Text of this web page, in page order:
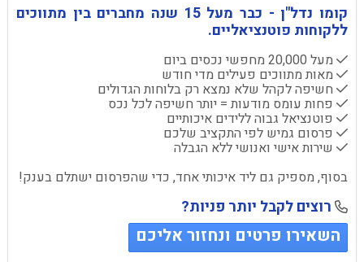
קומו נדל"ן - כבר מעל 15 שנה מחברים בין מתווכים
ללקוחות פוטנציאליים.
✔ מעל 20,000 מחפשי נכסים ביום
✔ מאות מתווכים פעילים מדי חודש
✔ חשיפה לקהל שלא נמצא רק בלוחות הגדולים
✔ פחות עומס מודעות = יותר חשיפה לכל נכס
✔ פוטנציאל גבוה ללידים איכותיים
✔ פרסום גמיש לפי התקציב שלכם
✔ שירות אישי ואנושי ללא הגבלה
בסוף, מספיק גם ליד איכותי אחד, כדי שהפרסום ישתלם בענק!
📞 רוצים לקבל יותר פניות?
השאירו פרטים ונחזור אליכם